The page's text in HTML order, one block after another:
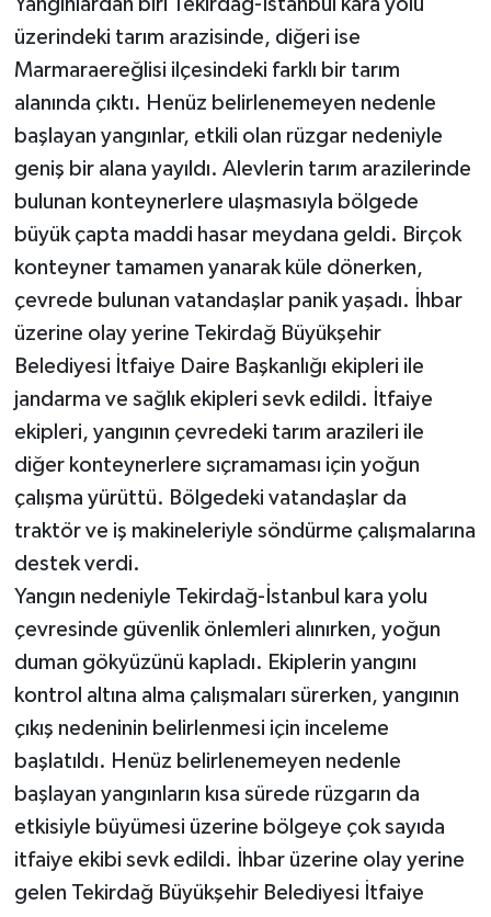
üzerindeki tarım arazisinde, diğeri ise
Marmaraereğlisi ilçesindeki farklı bir tarım
alanında çıktı. Henüz belirlenemeyen nedenle
başlayan yangınlar, etkili olan rüzgar nedeniyle
geniş bir alana yayıldı. Alevlerin tarım arazilerinde
bulunan konteynerlere ulaşmasıyla bölgede
büyük çapta maddi hasar meydana geldi. Birçok
konteyner tamamen yanarak küle dönerken,
çevrede bulunan vatandaşlar panik yaşadı. İhbar
üzerine olay yerine Tekirdağ Büyükşehir
Belediyesi İtfaiye Daire Başkanlığı ekipleri ile
jandarma ve sağlık ekipleri sevk edildi. İtfaiye
ekipleri, yangının çevredeki tarım arazileri ile
diğer konteynerlere sıçramaması için yoğun
çalışma yürüttü. Bölgedeki vatandaşlar da
traktör ve iş makineleriyle söndürme çalışmalarına
destek verdi.
Yangın nedeniyle Tekirdağ-İstanbul kara yolu
çevresinde güvenlik önlemleri alınırken, yoğun
duman gökyüzünü kapladı. Ekiplerin yangını
kontrol altına alma çalışmaları sürerken, yangının
çıkış nedeninin belirlenmesi için inceleme
başlatıldı. Henüz belirlenemeyen nedenle
başlayan yangınların kısa sürede rüzgarın da
etkisiyle büyümesi üzerine bölgeye çok sayıda
itfaiye ekibi sevk edildi. İhbar üzerine olay yerine
gelen Tekirdağ Büyükşehir Belediyesi İtfaiye